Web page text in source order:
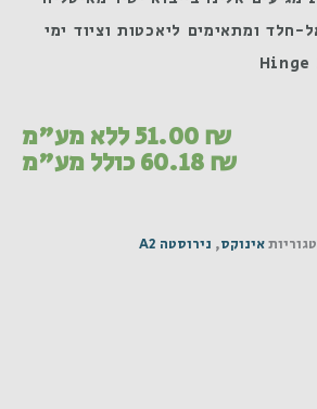
חלד ומתאימים ליאכטות וציוד ימי
Hinge
51.00₪ ללא מע"מ
60.18₪ כולל מע"מ
אינוקס, נירוסטה A2